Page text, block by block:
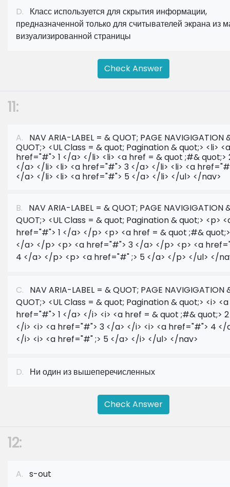
D. Класс используется для скрытия информации,
предназначенной только для считывателей экрана из
визуализированной страницы
Check Answer
11:
A. NAV ARIA-LABEL = & QUOT; PAGE NAVIGIGATION
QUOT;> <UL Class = & quot; Pagination & quot;> <li> <a
href="#"> 1 </a> </li> <li> <a href = & quot ;#& quot;>
</a> </li> <li> <a href="#"> 3 </a> </li> <li> <a
</a> </li> <li> <a href="#"> 5 </a> </li> </ul> </nav>
B. NAV ARIA-LABEL = & QUOT; PAGE NAVIGIGATION
QUOT;> <UL Class = & quot; Pagination & quot;> <p>
href="#"> 1 </a> </p> <p> <a href = & quot ;#&
</a> </p> <p> <a href="#"> 3 </a> </p> <p> <a
4 </a> </p> <p> <a href="#" ;> 5 </a> </p> </ul> </
C. NAV ARIA-LABEL = & QUOT; PAGE NAVIGIGATION
QUOT;> <UL Class = & quot; Pagination & quot;> <i> <a
href="#"> 1 </a> </i> <i> <a href = & quot ;#& quot;>
</i> <i> <a href="#"> 3 </a> </i> <i> <a href="#"> 4 </
</i> <i> <a href="#" ;> 5 </a> </i> </ul> </nav>
D. Ни один из вышеперечисленных
Check Answer
12:
A. s-out